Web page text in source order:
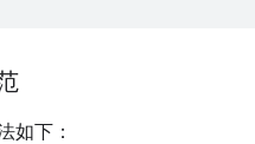
如下：